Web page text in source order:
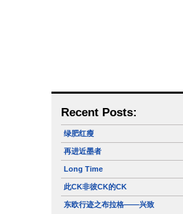
Recent Posts:
绿肥红瘦
再进近墨者
Long Time
此CK非彼CK的CK
东欧行迹之布拉格——兴致